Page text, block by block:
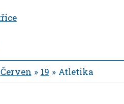
Červen 19 Atletika